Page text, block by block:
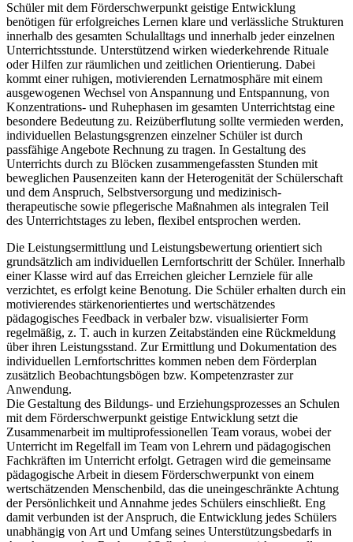
Schüler mit dem Förderschwerpunkt geistige Entwicklung
benötigen für erfolgreiches Lernen klare und verlässliche Strukturen
innerhalb des gesamten Schulalltags und innerhalb jeder einzelnen
Unterrichtsstunde. Unterstützend wirken wiederkehrende Rituale
oder Hilfen zur räumlichen und zeitlichen Orientierung. Dabei
kommt einer ruhigen, motivierenden Lernatmosphäre mit einem
ausgewogenen Wechsel von Anspannung und Entspannung, von
Konzentrations- und Ruhephasen im gesamten Unterrichtstag eine
besondere Bedeutung zu. Reizüberflutung sollte vermieden werden,
individuellen Belastungsgrenzen einzelner Schüler ist durch
passfähige Angebote Rechnung zu tragen. In Gestaltung des
Unterrichts durch zu Blöcken zusammengefassten Stunden mit
beweglichen Pausenzeiten kann der Heterogenität der Schülerschaft
und dem Anspruch, Selbstversorgung und medizinisch-
therapeutische sowie pflegerische Maßnahmen als integralen Teil
des Unterrichtstages zu leben, flexibel entsprochen werden.
Die Leistungsermittlung und Leistungsbewertung orientiert sich
grundsätzlich am individuellen Lernfortschritt der Schüler. Innerhalb
einer Klasse wird auf das Erreichen gleicher Lernziele für alle
verzichtet, es erfolgt keine Benotung. Die Schüler erhalten durch ein
motivierendes stärkenorientiertes und wertschätzendes
pädagogisches Feedback in verbaler bzw. visualisierter Form
regelmäßig, z. T. auch in kurzen Zeitabständen eine Rückmeldung
über ihren Leistungsstand. Zur Ermittlung und Dokumentation des
individuellen Lernfortschrittes kommen neben dem Förderplan
zusätzlich Beobachtungsbögen bzw. Kompetenzraster zur
Anwendung.
Die Gestaltung des Bildungs- und Erziehungsprozesses an Schulen
mit dem Förderschwerpunkt geistige Entwicklung setzt die
Zusammenarbeit im multiprofessionellen Team voraus, wobei der
Unterricht im Regelfall im Team von Lehrern und pädagogischen
Fachkräften im Unterricht erfolgt. Getragen wird die gemeinsame
pädagogische Arbeit in diesem Förderschwerpunkt von einem
wertschätzenden Menschenbild, das die uneingeschränkte Achtung
der Persönlichkeit und Annahme jedes Schülers einschließt. Eng
damit verbunden ist der Anspruch, die Entwicklung jedes Schülers
unabhängig von Art und Umfang seines Unterstützungsbedarfs in